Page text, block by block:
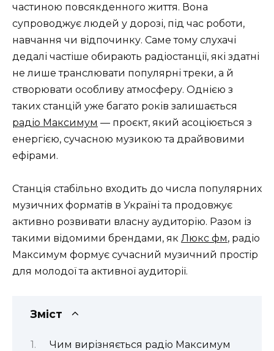
частиною повсякденного життя. Вона
супроводжує людей у дорозі, під час роботи,
навчання чи відпочинку. Саме тому слухачі
дедалі частіше обирають радіостанції, які здатні
не лише транслювати популярні треки, а й
створювати особливу атмосферу. Однією з
таких станцій уже багато років залишається
радіо Максимум — проєкт, який асоціюється з
енергією, сучасною музикою та драйвовими
ефірами.
Станція стабільно входить до числа популярних
музичних форматів в Україні та продовжує
активно розвивати власну аудиторію. Разом із
такими відомими брендами, як Люкс фм, радіо
Максимум формує сучасний музичний простір
для молодої та активної аудиторії.
Зміст
Чим вирізняється радіо Максимум